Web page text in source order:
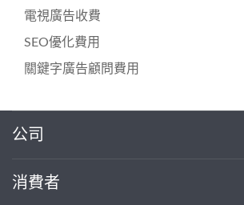
電視廣告收費
SEO優化費用
關鍵字廣告顧問費用
公司
消費者